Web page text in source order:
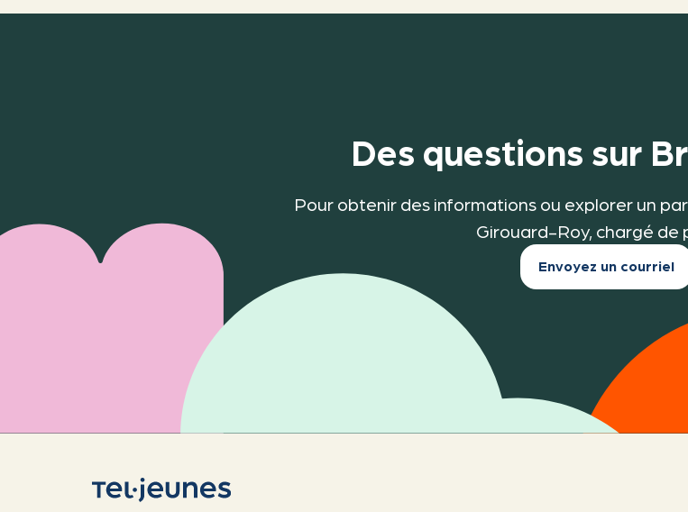
Des questions sur
Pour obtenir des informations ou explorer un
Girouard-Roy, chargé de
Envoyez un courriel